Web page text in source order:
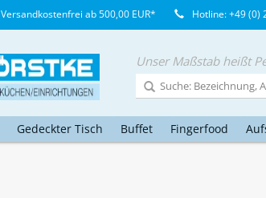
Versandkostenfrei ab 500,00 EUR* Hotline: +49 (0)
Unser Maßstab heißt
Gedeckter Tisch Buffet Fingerfood